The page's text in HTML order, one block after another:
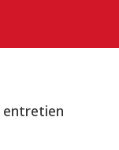
entretien